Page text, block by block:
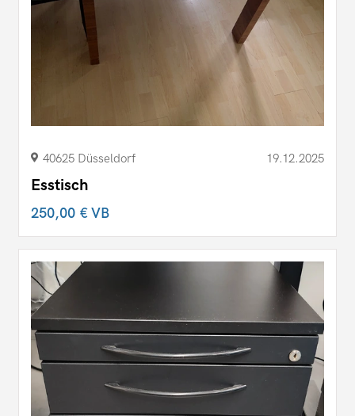
40625 Düsseldorf 19.12.2025
Esstisch
250,00 €VB